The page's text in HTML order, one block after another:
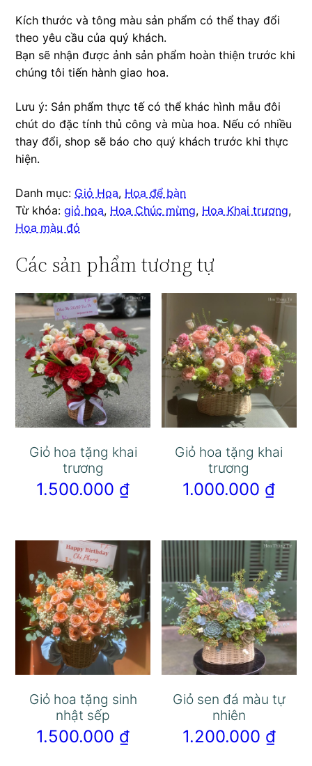
Kích thước và tông màu sản phẩm có thể thay đổi
theo yêu cầu của quý khách.
Bạn sẽ nhận được ảnh sản phẩm hoàn thiện trước khi
chúng tôi tiến hành giao hoa.
Lưu ý: Sản phẩm thực tế có thể khác hình mẫu đôi
chút do đặc tính thủ công và mùa hoa. Nếu có nhiều
thay đổi, shop sẽ báo cho quý khách trước khi thực
hiện.
Danh mục: Giỏ Hoa, Hoa để bàn
Từ khóa:giỏ hoa, Hoa Chúc mừng, Hoa Khai trương,
Hoa màu đỏ
Các sản phẩm tương tự
Giỏ hoa tặng khai
trương
1.500.000 ₫
Giỏ hoa tặng khai
trương
1.000.000 ₫
Giỏ hoa tặng sinh
nhật sếp
1.500.000 ₫
Giỏ sen đá màu tự
nhiên
1.200.000 ₫